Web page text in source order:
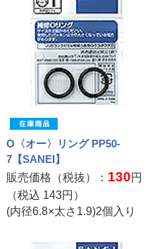
O〈オー〉リング PP50-
7【SANEI】
販売価格（税抜）： 130円
（税込 143円）
(内径6.8×太さ1.9)2個入り